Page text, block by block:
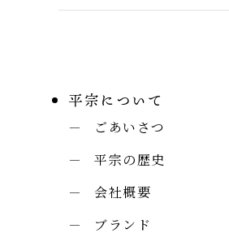
平宗について
ごあいさつ
平宗の歴史
会社概要
ブランド